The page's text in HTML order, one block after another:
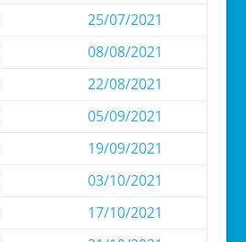
25/07/2021
08/08/2021
22/08/2021
05/09/2021
19/09/2021
03/10/2021
17/10/2021